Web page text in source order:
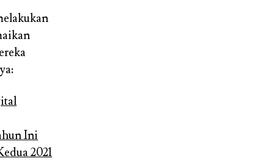
Ini
2021